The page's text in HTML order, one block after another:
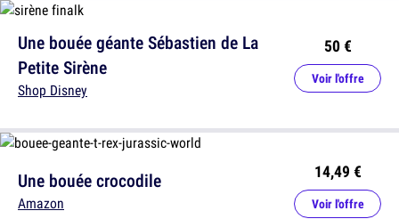
Une bouée géante Sébastien de La
Petite Sirène
Shop Disney
50 €
Voir l'offre
Une bouée crocodile
Amazon
14,49 €
Voir l'offre